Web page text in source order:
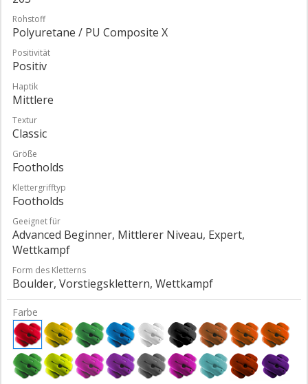
Rohstoff
Polyuretane / PU Composite X
Positivität
Positiv
Haptik
Mittlere
Textur
Classic
Größe
Footholds
Klettergrifftyp
Footholds
Geeignet für
Advanced Beginner, Mittlerer Niveau, Expert,
Wettkampf
Form des Kletterns
Boulder, Vorstiegsklettern, Wettkampf
Farbe